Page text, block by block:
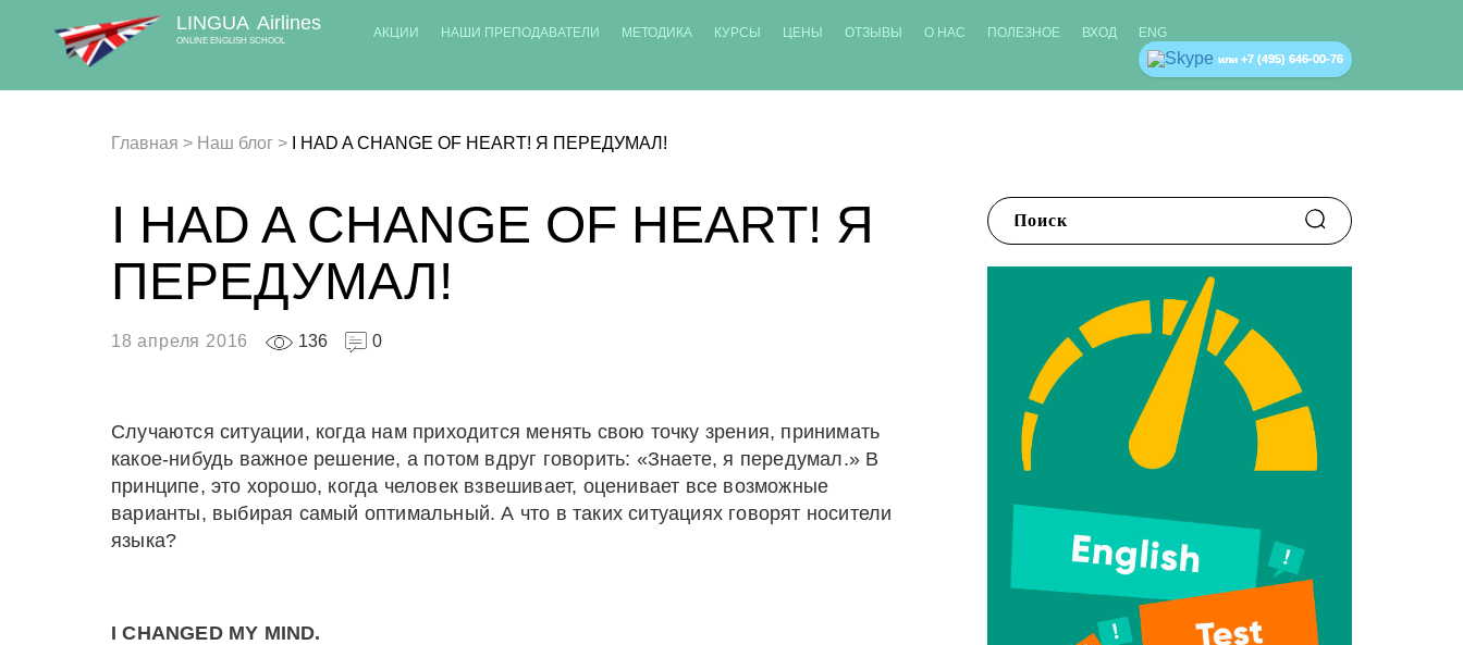
LINGUA Airlines
ONLINE ENGLISH SCHOOL
АКЦИИ НАШИ ПРЕПОДАВАТЕЛИ МЕТОДИКА КУРСЫ ЦЕНЫ ОТЗЫВЫ О НАС ПОЛЕЗНОЕ ВХОД ENG
или +7 (495) 646-00-76
Главная > Наш блог > I HAD A CHANGE OF HEART! Я ПЕРЕДУМАЛ!
I HAD A CHANGE OF HEART! Я
ПЕРЕДУМАЛ!
18 апреля 2016 136 0
Случаются ситуации, когда нам приходится менять свою точку зрения, принимать
какое-нибудь важное решение, а потом вдруг говорить: «Знаете, я передумал.» В
принципе, это хорошо, когда человек взвешивает, оценивает все возможные
варианты, выбирая самый оптимальный. А что в таких ситуациях говорят носители
языка?
I CHANGED MY MIND.